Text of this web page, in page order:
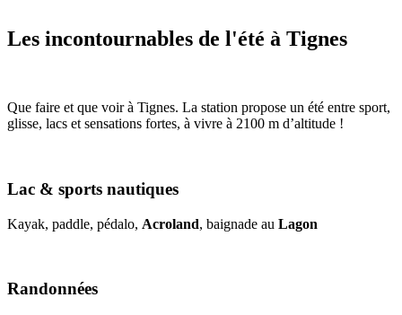
Les incontournables de l'été à Tignes
Que faire et que voir à Tignes. La station propose un été entre sport,
glisse, lacs et sensations fortes, à vivre à 2100 m d’altitude !
Lac & sports nautiques
Kayak, paddle, pédalo, Acroland, baignade au Lagon
Randonnées